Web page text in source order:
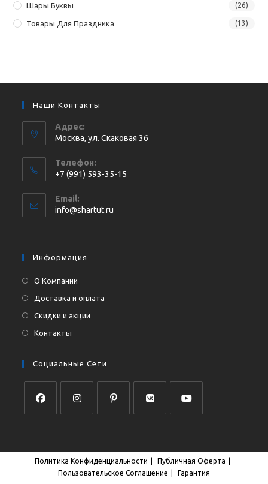
Шары Буквы (26)
Товары Для Праздника (13)
Наши Контакты
Адрес:
Москва, ул. Cкаковая 36
Телефон:
+7 (991) 593-35-15
в
вашем
Email:
info@shartut.ru
Информация
О Компании
Доставка и оплата
Скидки и акции
Контакты
Социальные Сети
новой
вкладке
новой
вкладке
новой
вкладке
новой
вкладке
новой
вкладке
Политика Конфиденциальности
Публичная Оферта
Пользовательское Соглашение
Гарантия